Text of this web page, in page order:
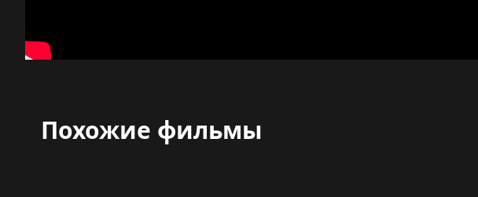
Похожие фильмы